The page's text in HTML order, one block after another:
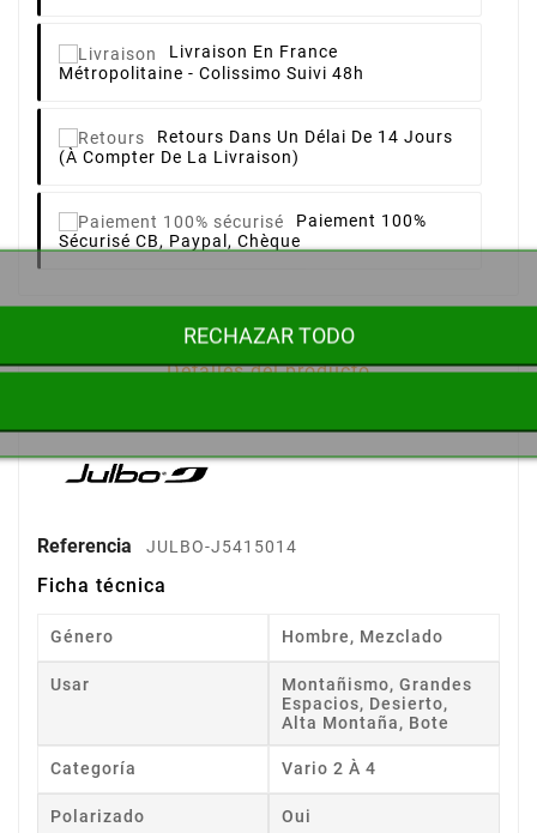
Livraison En France
Métropolitaine - Colissimo Suivi 48h
Retours Dans Un Délai De 14 Jours
(à Compter De La Livraison)
Paiement 100%
Sécurisé CB, Paypal, Chèque
Detalles del producto
Referencia JULBO-J5415014
Ficha técnica
Género Hombre, Mezclado
Usar
Montañismo, Grandes
Espacios, Desierto,
Alta Montaña, Bote
Categoría Vario 2 À 4
Polarizado Oui
RECHAZAR TODO